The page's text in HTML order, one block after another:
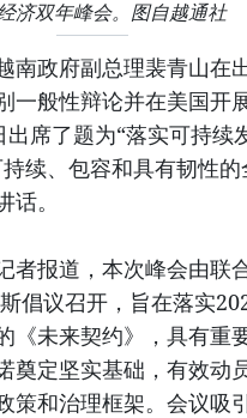
济双年峰会。图自越通社
政府副总理裴青山在
一般性辩论并在美国开
席了题为“落实可持续
续、包容和具有韧性
。
者报道，本次峰会由联
倡议召开，旨在落实
《未来契约》，具有重
奠定坚实基础，有效动
策和治理框架。会议吸